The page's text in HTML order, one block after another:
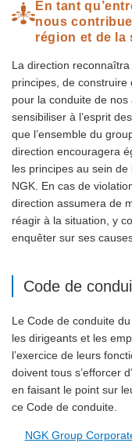
En tant
nous
région et de la
La direction
principes, de
pour la conduite de nos
sensibiliser à l’esprit
que l’ensemble du
direction encouragera
les principes au sein
NGK. En cas de
direction assumera de
réagir à la situation, y
enquêter sur ses
Code de
Le Code de conduite
les dirigeants et les
l’exercice de leurs
doivent tous s’efforcer
en faisant le point sur
ce Code de conduite.
NGK Group